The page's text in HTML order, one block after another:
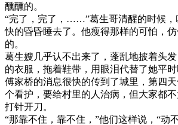
醺醺的。
“完了，完了，……”葛生哥清醒的时候，
快的昏昏睡去了。他瘦得那样的可怕，
的。
葛生嫂几乎认不出来了，蓬乱地披着头
的衣服，拖着鞋带，用眼泪代替了她平时
傅家桥的消息很快的传到了城里，第四
个看护，要给村里的人治病，但大家都
打针开刀。
“那靠不住，靠不住，”他们这样说，“动